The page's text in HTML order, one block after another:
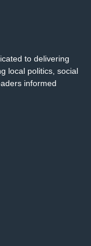
to delivering
local politics, social
informed